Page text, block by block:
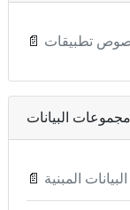
📄
مجموعات البيانات
📄 المبنية